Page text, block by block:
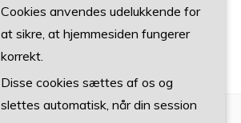
Cookies anvendes udelukkende for
at sikre, at hjemmesiden fungerer
korrekt.
Disse cookies sættes af os og
slettes automatisk, når din session